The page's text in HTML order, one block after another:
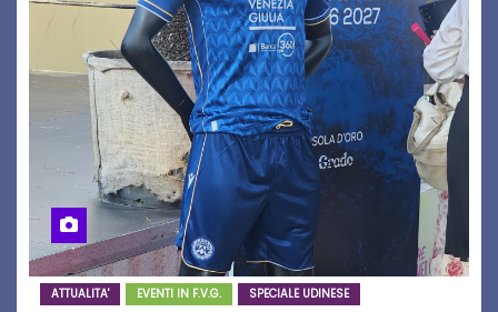
ATTUALITA' EVENTI IN F.V.G. SPECIALE UDINESE